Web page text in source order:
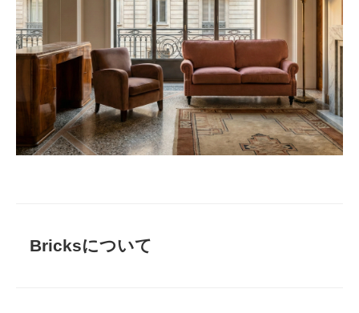
Bricksについて